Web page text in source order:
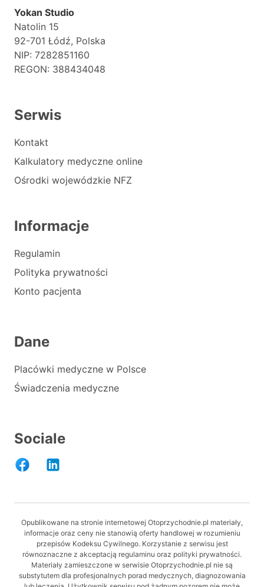
Yokan Studio
Natolin 15
92-701 Łódź, Polska
NIP: 7282851160
REGON: 388434048
Serwis
Kontakt
Kalkulatory medyczne online
Ośrodki wojewódzkie NFZ
Informacje
Regulamin
Polityka prywatności
Konto pacjenta
Dane
Placówki medyczne w Polsce
Świadczenia medyczne
Sociale
Opublikowane na stronie internetowej Otoprzychodnie.pl materiały,
informacje oraz ceny nie stanowią oferty handlowej w rozumieniu
przepisów Kodeksu Cywilnego. Korzystanie z serwisu jest
równoznaczne z akceptacją regulaminu oraz polityki prywatności.
Materiały zamieszczone w serwisie Otoprzychodnie.pl nie są
substytutem dla profesjonalnych porad medycznych, diagnozowania